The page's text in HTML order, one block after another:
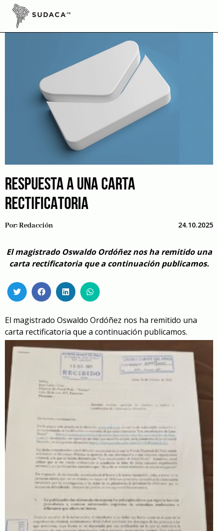
Skip
content
RESPUESTA A UNA CARTA
RECTIFICATORIA
Por:Redacción 24.10.2025
El magistrado Oswaldo Ordóñez nos ha remitido una
carta rectificatoria que a continuación publicamos.
El magistrado Oswaldo Ordóñez nos ha remitido una
carta rectificatoria que a continuación publicamos.